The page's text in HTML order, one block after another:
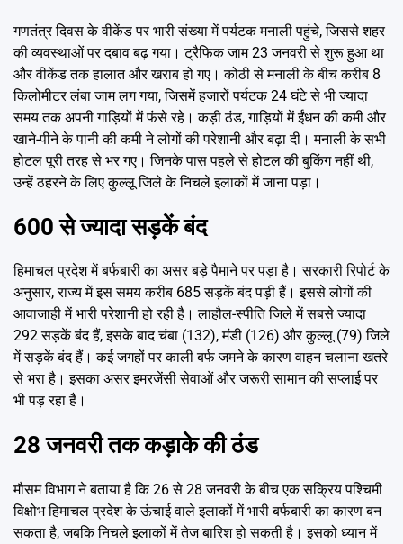
गणतंत्र दिवस के वीकेंड पर भारी संख्या में पर्यटक मनाली पहुंचे, जिससे शहर
की व्यवस्थाओं पर दबाव बढ़ गया। ट्रैफिक जाम 23 जनवरी से शुरू हुआ था
और वीकेंड तक हालात और खराब हो गए। कोठी से मनाली के बीच करीब 8
किलोमीटर लंबा जाम लग गया, जिसमें हजारों पर्यटक 24 घंटे से भी ज्यादा
समय तक अपनी गाड़ियों में फंसे रहे। कड़ी ठंड, गाड़ियों में ईंधन की कमी और
खाने-पीने के पानी की कमी ने लोगों की परेशानी और बढ़ा दी। मनाली के सभी
होटल पूरी तरह से भर गए। जिनके पास पहले से होटल की बुकिंग नहीं थी,
उन्हें ठहरने के लिए कुल्लू जिले के निचले इलाकों में जाना पड़ा।
600 से ज्यादा सड़कें बंद
हिमाचल प्रदेश में बर्फबारी का असर बड़े पैमाने पर पड़ा है। सरकारी रिपोर्ट के
अनुसार, राज्य में इस समय करीब 685 सड़कें बंद पड़ी हैं। इससे लोगों की
आवाजाही में भारी परेशानी हो रही है। लाहौल-स्पीति जिले में सबसे ज्यादा
292 सड़कें बंद हैं, इसके बाद चंबा (132), मंडी (126) और कुल्लू (79) जिले
में सड़कें बंद हैं। कई जगहों पर काली बर्फ जमने के कारण वाहन चलाना खतरे
से भरा है। इसका असर इमरजेंसी सेवाओं और जरूरी सामान की सप्लाई पर
भी पड़ रहा है।
28 जनवरी तक कड़ाके की ठंड
मौसम विभाग ने बताया है कि 26 से 28 जनवरी के बीच एक सक्रिय पश्चिमी
विक्षोभ हिमाचल प्रदेश के ऊंचाई वाले इलाकों में भारी बर्फबारी का कारण बन
सकता है, जबकि निचले इलाकों में तेज बारिश हो सकती है। इसको ध्यान में